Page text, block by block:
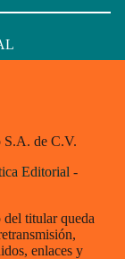
de C.V.
Editorial -
titular queda
enlaces y